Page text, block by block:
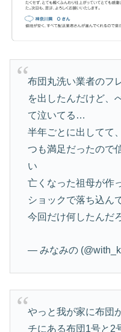
布団丸洗い業者のフ
を出したんだけど、
て泣いてる…
半年ごとに出してて
つも満足だったので
い
亡くなった祖母が作
ショックで落ち込ん
今回だけ何したんだ
— みなみの
やっと我が家に布団
チにある布団1号と2